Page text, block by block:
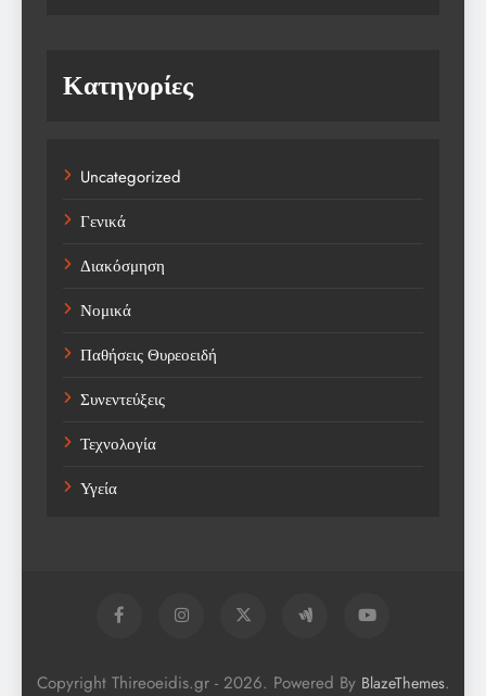
Κατηγορίες
Uncategorized
Γενικά
Διακόσμηση
Νομικά
Παθήσεις Θυρεοειδή
Συνεντεύξεις
Τεχνολογία
Υγεία
Copyright Thireoeidis.gr - 2026. Powered By BlazeThemes.